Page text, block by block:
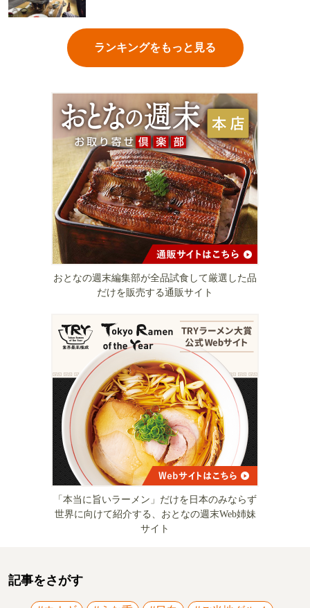
ランキングをもっと見る
おとなの週末編集部が全品試食して厳選した品
だけを販売する通販サイト
「本当に旨いラーメン」だけを日本のみならず
世界に向けて紹介する、おとなの週末Web姉妹
サイト
記事をさがす